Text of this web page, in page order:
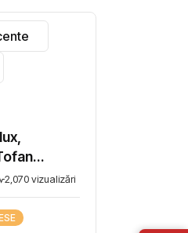
tăiată
și
2,070 vizualizări